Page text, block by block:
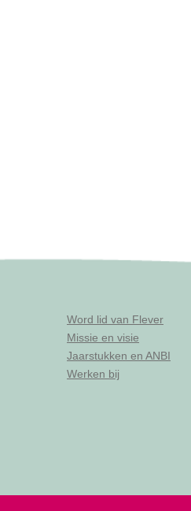
Word lid van Flever
Missie en visie
Jaarstukken en ANBI
Werken bij